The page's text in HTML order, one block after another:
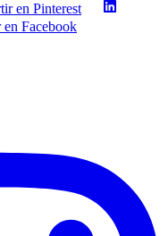
en Pinterest
Facebook